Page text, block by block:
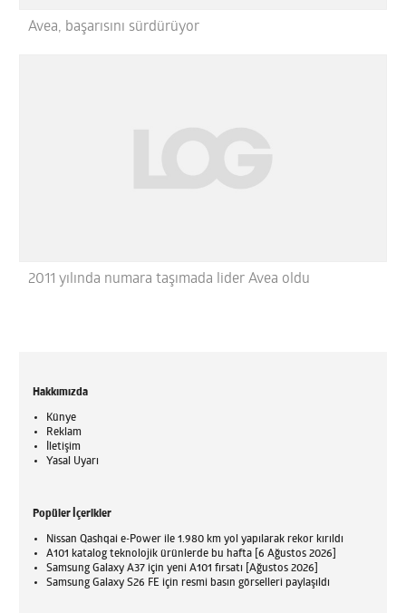
Avea, başarısını sürdürüyor
2011 yılında numara taşımada lider Avea oldu
Hakkımızda
Künye
Reklam
İletişim
Yasal Uyarı
Popüler İçerikler
Nissan Qashqai e-Power ile 1.980 km yol yapılarak rekor kırıldı
A101 katalog teknolojik ürünlerde bu hafta [6 Ağustos 2026]
Samsung Galaxy A37 için yeni A101 fırsatı [Ağustos 2026]
Samsung Galaxy S26 FE için resmi basın görselleri paylaşıldı